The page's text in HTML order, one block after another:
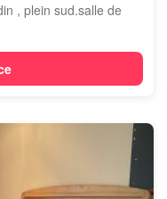
, plein sud.salle de